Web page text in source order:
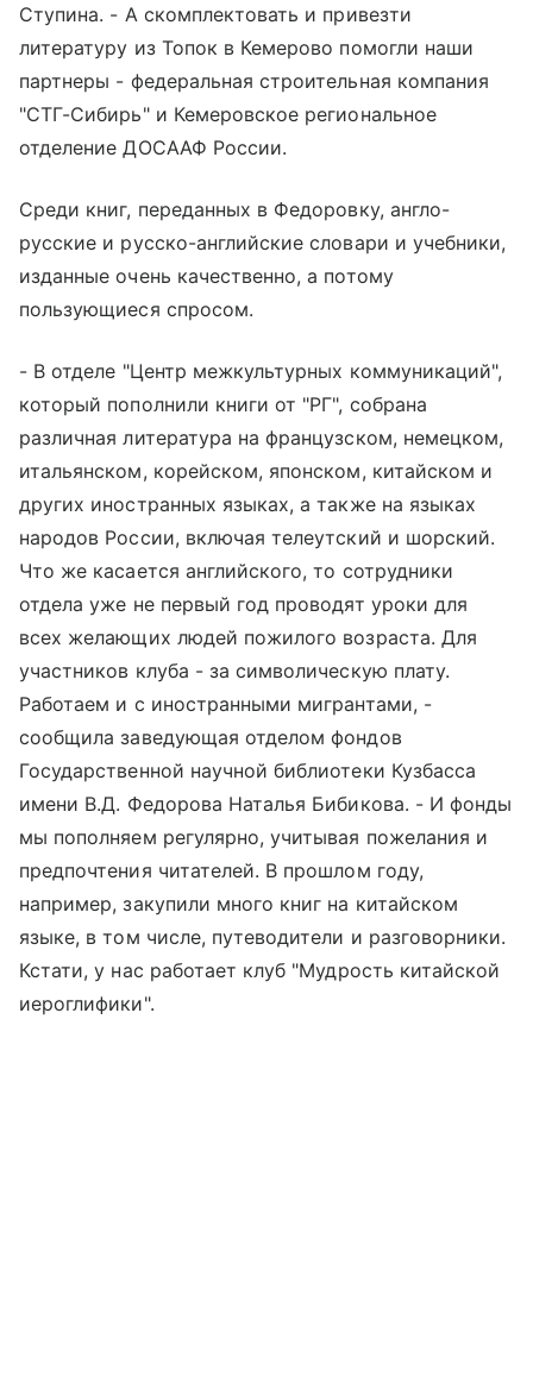
Ступина. - А скомплектовать и привезти
литературу из Топок в Кемерово помогли наши
партнеры - федеральная строительная компания
"СТГ-Сибирь" и Кемеровское региональное
отделение ДОСААФ России.
Среди книг, переданных в Федоровку, англо-
русские и русско-английские словари и учебники,
изданные очень качественно, а потому
пользующиеся спросом.
- В отделе "Центр межкультурных коммуникаций",
который пополнили книги от "РГ", собрана
различная литература на французском, немецком,
итальянском, корейском, японском, китайском и
других иностранных языках, а также на языках
народов России, включая телеутский и шорский.
Что же касается английского, то сотрудники
отдела уже не первый год проводят уроки для
всех желающих людей пожилого возраста. Для
участников клуба - за символическую плату.
Работаем и с иностранными мигрантами, -
сообщила заведующая отделом фондов
Государственной научной библиотеки Кузбасса
имени В.Д. Федорова Наталья Бибикова. - И фонды
мы пополняем регулярно, учитывая пожелания и
предпочтения читателей. В прошлом году,
например, закупили много книг на китайском
языке, в том числе, путеводители и разговорники.
Кстати, у нас работает клуб "Мудрость китайской
иероглифики".